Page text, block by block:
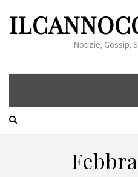
Notizie, Gossip,